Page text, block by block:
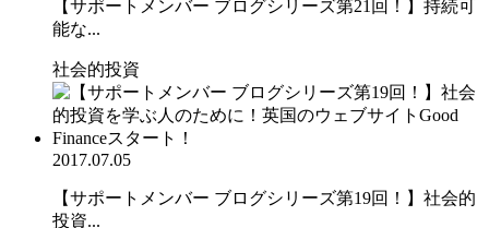
【サポートメンバー ブログシリーズ第21回！】持続可
能な...
社会的投資
2017.07.05
【サポートメンバー ブログシリーズ第19回！】社会的
投資...